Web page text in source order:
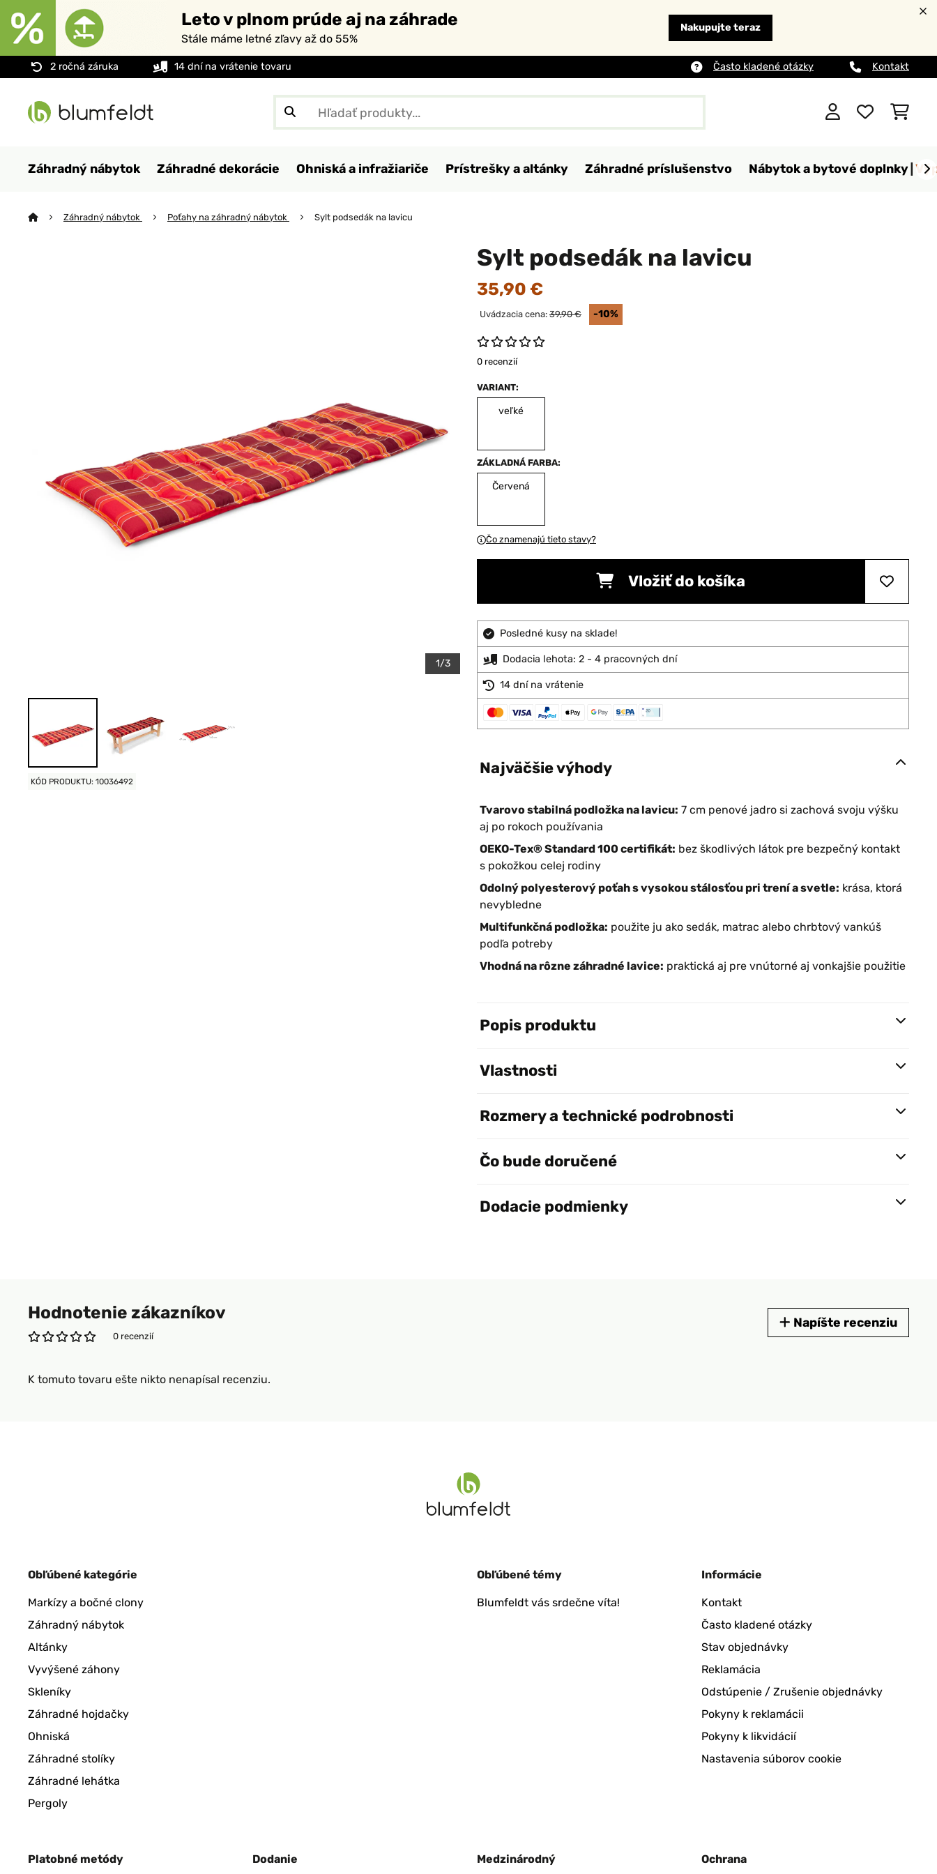
Leto v plnom prúde aj na záhrade
Stále máme letné zľavy až do 55%
Nakupujte teraz
2 ročná záruka 14 dní na vrátenie tovaru Často kladené otázky Kontakt
Záhradný nábytok Záhradné dekorácie Ohniská a infražiariče Prístrešky a altánky Záhradné príslušenstvo Nábytok a bytové doplnky
Záhradný nábytok Poťahy na záhradný nábytok Sylt podsedák na lavicu
1/3
KÓD PRODUKTU: 10036492
Sylt podsedák na lavicu
35,90 €
Uvádzacia cena: 39,90 € -10%
0 recenzií
VARIANT:
veľké
ZÁKLADNÁ FARBA:
Červená
Čo znamenajú tieto stavy?
Vložiť do košíka
Posledné kusy na sklade!
Dodacia lehota: 2 - 4 pracovných dní
14 dní na vrátenie
Najväčšie výhody
Tvarovo stabilná podložka na lavicu: 7 cm penové jadro si zachová svoju výšku
aj po rokoch používania
OEKO-Tex® Standard 100 certifikát: bez škodlivých látok pre bezpečný kontakt
s pokožkou celej rodiny
Odolný polyesterový poťah s vysokou stálosťou pri trení a svetle: krása, ktorá
nevybledne
Multifunkčná podložka: použite ju ako sedák, matrac alebo chrbtový vankúš
podľa potreby
Vhodná na rôzne záhradné lavice: praktická aj pre vnútorné aj vonkajšie použitie
Popis produktu
Vlastnosti
Rozmery a technické podrobnosti
Čo bude doručené
Dodacie podmienky
Hodnotenie zákazníkov
0 recenzií
Napíšte recenziu
K tomuto tovaru ešte nikto nenapísal recenziu.
Obľúbené kategórie
Markízy a bočné clony
Záhradný nábytok
Altánky
Vyvýšené záhony
Skleníky
Záhradné hojdačky
Ohniská
Záhradné stolíky
Záhradné lehátka
Pergoly
Obľúbené témy
Blumfeldt vás srdečne víta!
Informácie
Kontakt
Často kladené otázky
Stav objednávky
Reklamácia
Odstúpenie / Zrušenie objednávky
Pokyny k reklamácii
Pokyny k likvidácií
Nastavenia súborov cookie
Platobné metódy Dodanie Medzinárodný Ochrana